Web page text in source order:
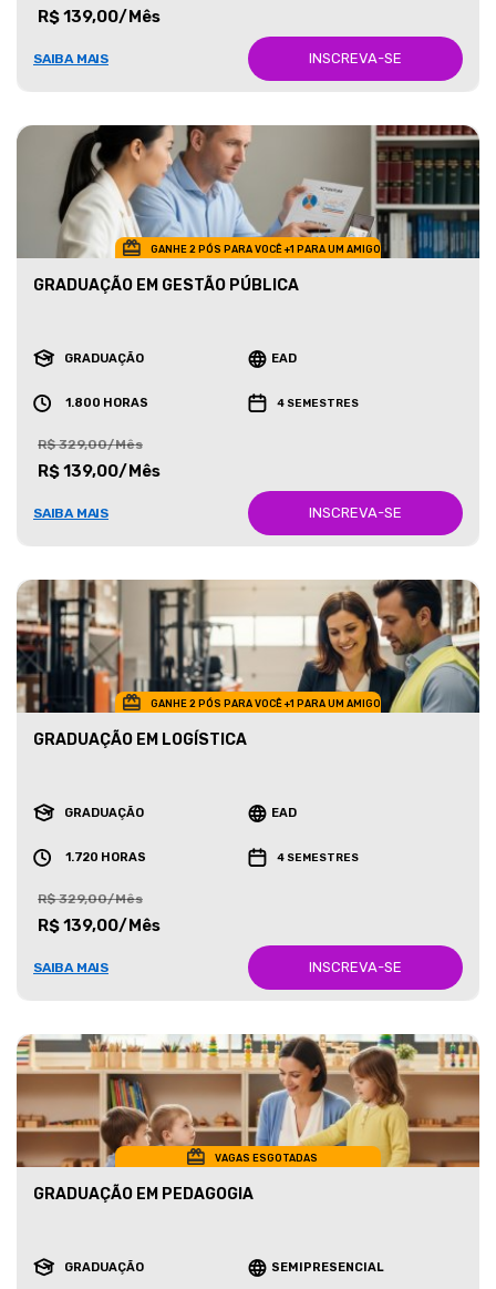
R$ 139,00/Mês
SAIBA MAIS INSCREVA-SE
GANHE 2 PÓS PARA VOCÊ +1 PARA UM AMIGO
GRADUAÇÃO EM GESTÃO PÚBLICA
GRADUAÇÃO EAD
1.800 HORAS 4 SEMESTRES
R$ 329,00/Mês
R$ 139,00/Mês
SAIBA MAIS INSCREVA-SE
GANHE 2 PÓS PARA VOCÊ +1 PARA UM AMIGO
GRADUAÇÃO EM LOGÍSTICA
GRADUAÇÃO EAD
1.720 HORAS 4 SEMESTRES
R$ 329,00/Mês
R$ 139,00/Mês
SAIBA MAIS INSCREVA-SE
VAGAS ESGOTADAS
GRADUAÇÃO EM PEDAGOGIA
GRADUAÇÃO SEMIPRESENCIAL